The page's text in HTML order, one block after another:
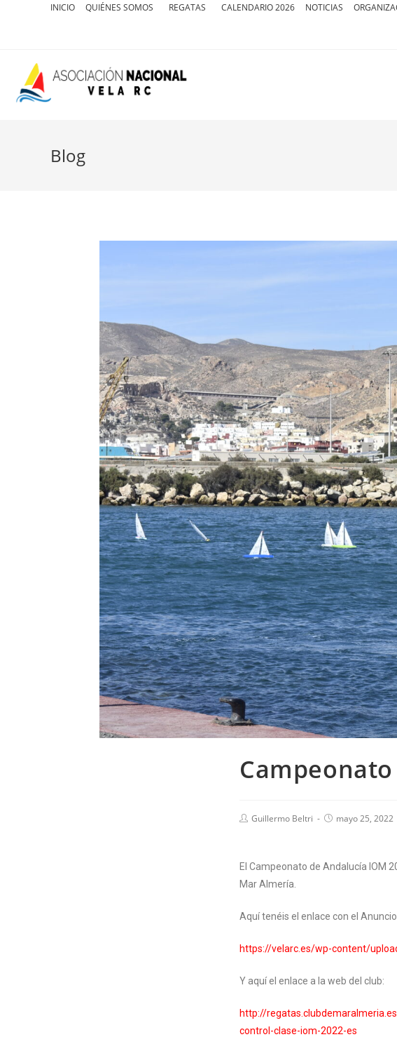
INICIO QUIÉNES SOMOS REGATAS CALENDARIO 2026 NOTICIAS
Blog
Guillermo Beltri mayo 25, 2022
El Campeonato de Andalucía IOM
Mar Almería.
Aquí tenéis el enlace con el
https://velarc.es/wp-content/
Y aquí el enlace a la web del club:
http://
control-clase-iom-2022-es